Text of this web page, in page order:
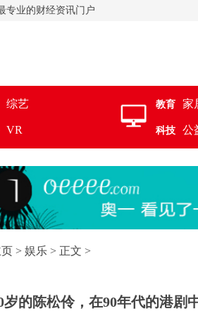
专业的财经资讯门户
综艺
VR
教育 家
科技 公
> 娱乐 > 正文 >
岁的陈松伶，在90年代的港剧